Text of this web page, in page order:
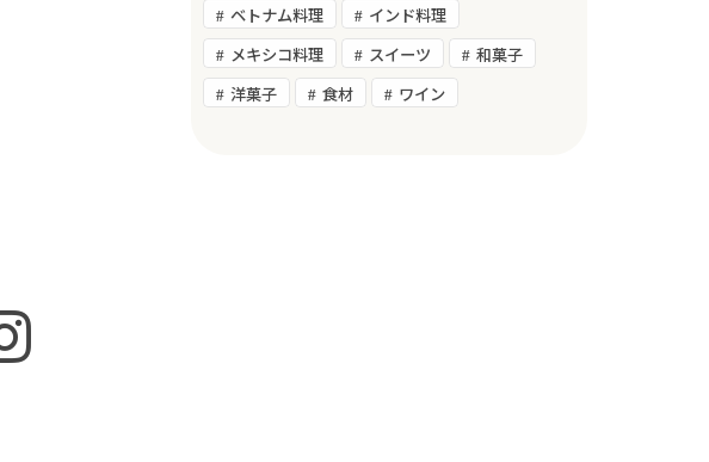
ベトナム料理
インド料理
メキシコ料理
スイーツ
和菓子
洋菓子
食材 ワイン